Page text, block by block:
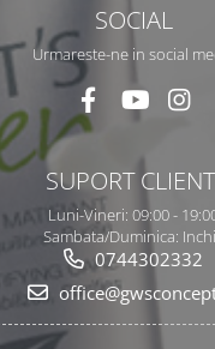
SOCIAL
Urmareste-ne in social
SUPORT
Luni-Vineri: 09:00 -
Sambata/Duminica:
0744302332